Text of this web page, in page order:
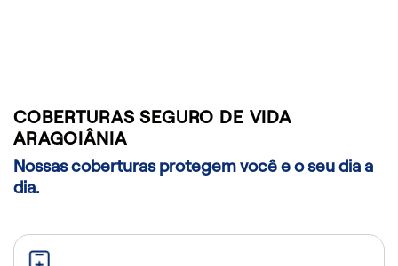
COBERTURAS SEGURO DE VIDA
ARAGOIÂNIA
Nossas coberturas protegem você e o seu dia a
dia.